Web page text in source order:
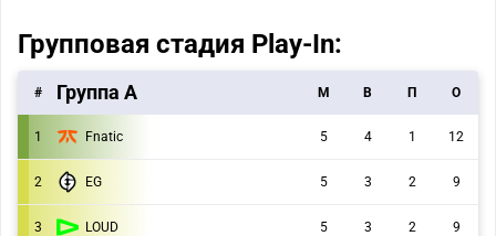
Групповая стадия Play-In:
# Группа A M В П О
1 Fnatic 5 4 1 12
2 EG 5 3 2 9
3 LOUD 5 3 2 9